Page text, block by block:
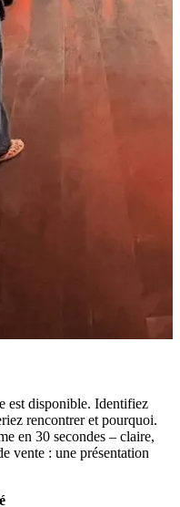
est disponible. Identifiez
rencontrer et pourquoi.
en 30 secondes – claire,
vente : une présentation